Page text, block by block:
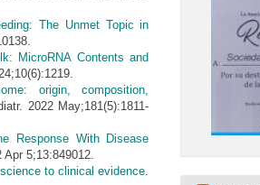
The Unmet Topic in
MicroRNA Contents and
origin, composition,
2022 May;181(5):1811-
Response With Disease
5;13:849012.
to clinical evidence.